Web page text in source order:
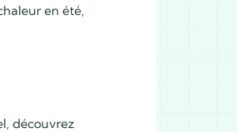
en été,
découvrez